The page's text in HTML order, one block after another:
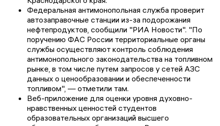
Федеральная антимонопольная служба проверит
автозаправочные станции из-за подорожания
нефтепродуктов, сообщили "РИА Новости". "По
поручению ФАС России территориальные органы
службы осуществляют контроль соблюдения
антимонопольного законодательства на топливном
рынке, в том числе путем запросов у сетей АЗС
данных о ценообразовании и обеспеченности
топливом", — отметили там.
Веб-приложение для оценки уровня духовно-
нравственных ценностей студентов
образовательных организаций высшего